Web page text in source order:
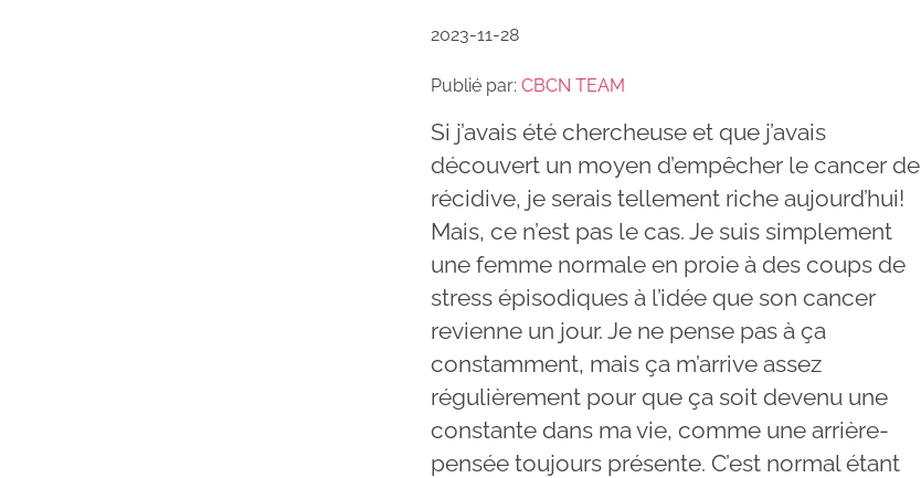
2023-11-28
Publié par: CBCN TEAM
Si j’avais été chercheuse et que j’avais
découvert un moyen d’empêcher le cancer de
récidive, je serais tellement riche aujourd’hui!
Mais, ce n’est pas le cas. Je suis simplement
une femme normale en proie à des coups de
stress épisodiques à l’idée que son cancer
revienne un jour. Je ne pense pas à ça
constamment, mais ça m’arrive assez
régulièrement pour que ça soit devenu une
constante dans ma vie, comme une arrière-
pensée toujours présente. C’est normal étant